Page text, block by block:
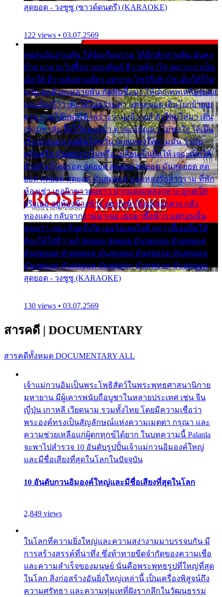
สุดยอด - วงซูซู (ซาวด์ดนตรี) (KARAOKE)
122 views • 03.07.2569
พ่อส่งเงินสามพัน ให้ฉันเรียนราม ได้อีกสักสามพัน ฉันคง
บ๊าย บาย จะไปซื้อกางเกงยีนส์ ลีวายส์มาใส่ เพราะเราเป็น
เด็กใต้ ลีวายส์อย่างเดียว อยากจะโชว์ถึงหิวโซ เด็กใต้ก็ไม่
หวั่น ตกตัวละหลายพัน กัดฟันซื้อมา ให้เด็กเทพเหลียวมอง
และต้องรู้ว่า เด็กใต้ไม่ธรรมดา แต่สุดยอด เดินโยกย้ายเย
ยวน กวนโอ๊ยพอได้ เพราะว่านุ่งลีวายส์ ตัวใหม่ใส่มา เดิน
เข้ามหาลัย จิ๊กโก๊มองหน้า ท่าจะมีปัญหา ไม่พอใจ ได้เป็น
เรื่องแน่นอน แต่ฉันไม่หวั่น เลยแหลงใต้ถามมัน ว่ามัน
พรั่นพรือ มันตอบว่าไม่พรื่อ เปลี่ยนเป็นยิ้มให้ เจอะเด็กใต้
ด้วยกัน ก็เลยรอด สุดยอด สุดยอด สุดยอด มันสุดยอด สุด
ยอด สุดยอด สุดยอด มันสุดยอด แอบหลงรักสาวราม ที่พัก
ห้องเช่า เธอผิวขาวผมยาว ปากแดงแหลงกลาง ถูกสเป็ก
จริงเธอ อยู่ห้องข้างข้าง อยากเข้าไปแหลงกลาง กลัว
ทองแดง กลับจากรามมาเจอ เธอมาซื้อข้าว แต่ก่อนนั้น
สองเรา เจอะกันครั้งใด เธอไม่เคยไยดี คราวนี้เธอยิ้มให้
ต้องให้ใส่ลีวายส์ สุดยอด สุดยอด มันสุดยอด มันสุดยอด
มันสุดยอด มันสุดยอด มันสุดยอด มันสุดยอด มันสุดยอด
มันสุดยอด มันสุดยอด มันสุดยอด มันสุดยอด มันสุดยอด
สุดยอด - วงซูซู (KARAOKE)
130 views • 03.07.2569
สารคดี | DOCUMENTARY
สารคดีทั้งหมด DOCUMENTARY ALL
เจ้าแม่กวนอิมเป็นพระโพธิสัตว์ในพระพุทธศาสนานิกาย
มหายาน มีผู้เคารพนับถือบูชาในหลายประเทศ เช่น จีน
ญี่ปุ่น เกาหลี เวียดนาม รวมทั้งไทย โดยมีความเชื่อว่า
พระองค์ทรงเป็นสัญลักษณ์แห่งความเมตตา กรุณา และ
ความช่วยเหลือแก่ผู้ตกทุกข์ได้ยาก ในบทความนี้ Palanla
จะพาไปสำรวจ 10 อันดับรูปปั้นเจ้าแม่กวนอิมองค์ใหญ่
และมีชื่อเสียงที่สุดในโลกในปัจจุบัน
10 อันดับกวนอิมองค์ใหญ่และมีชื่อเสียงที่สุดในโลก
2,849 views
ในโลกที่ความยิ่งใหญ่และความสง่างามมาบรรจบกัน มี
การสร้างสรรค์ที่น่าทึ่ง ซึ่งท้าทายขีดจำกัดของความเชื่อ
และความสำเร็จของมนุษย์ นั่นคือพระพุทธรูปที่ใหญ่ที่สุด
ในโลก สิ่งก่อสร้างอันยิ่งใหญ่เหล่านี้ เป็นเครื่องพิสูจน์ถึง
ความศรัทธา และความทุ่มเทที่ฝังรากลึกในวัฒนธรรม